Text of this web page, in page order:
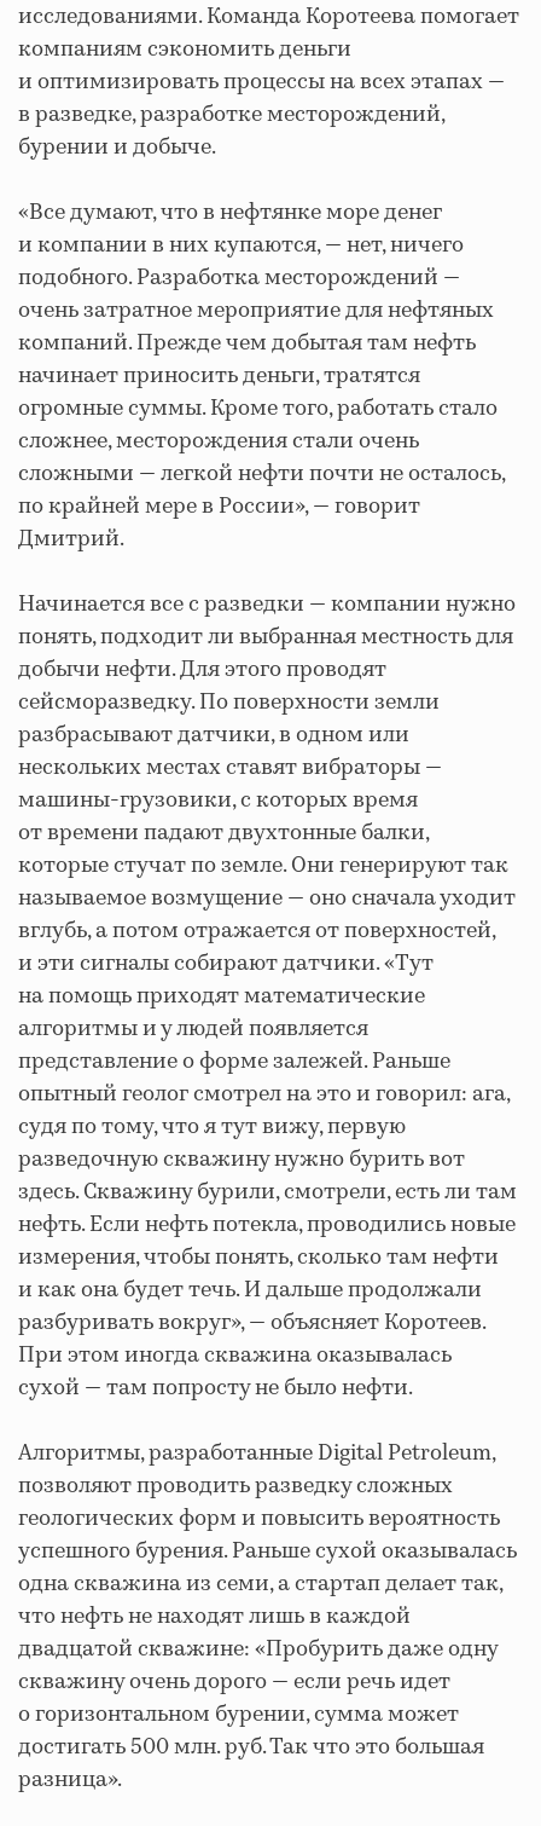
исследованиями. Команда Коротеева помогает
компаниям сэкономить деньги
и оптимизировать процессы на всех этапах —
в разведке, разработке месторождений,
бурении и добыче.
«Все думают, что в нефтянке море денег
и компании в них купаются, — нет, ничего
подобного. Разработка месторождений —
очень затратное мероприятие для нефтяных
компаний. Прежде чем добытая там нефть
начинает приносить деньги, тратятся
огромные суммы. Кроме того, работать стало
сложнее, месторождения стали очень
сложными — легкой нефти почти не осталось,
по крайней мере в России», — говорит
Дмитрий.
Начинается все с разведки — компании нужно
понять, подходит ли выбранная местность для
добычи нефти. Для этого проводят
сейсморазведку. По поверхности земли
разбрасывают датчики, в одном или
нескольких местах ставят вибраторы —
машины-грузовики, с которых время
от времени падают двухтонные балки,
которые стучат по земле. Они генерируют так
называемое возмущение — оно сначала уходит
вглубь, а потом отражается от поверхностей,
и эти сигналы собирают датчики. «Тут
на помощь приходят математические
алгоритмы и у людей появляется
представление о форме залежей. Раньше
опытный геолог смотрел на это и говорил: ага,
судя по тому, что я тут вижу, первую
разведочную скважину нужно бурить вот
здесь. Скважину бурили, смотрели, есть ли там
нефть. Если нефть потекла, проводились новые
измерения, чтобы понять, сколько там нефти
и как она будет течь. И дальше продолжали
разбуривать вокруг», — объясняет Коротеев.
При этом иногда скважина оказывалась
сухой — там попросту не было нефти.
Алгоритмы, разработанные Digital Petroleum,
позволяют проводить разведку сложных
геологических форм и повысить вероятность
успешного бурения. Раньше сухой оказывалась
одна скважина из семи, а стартап делает так,
что нефть не находят лишь в каждой
двадцатой скважине: «Пробурить даже одну
скважину очень дорого — если речь идет
о горизонтальном бурении, сумма может
достигать 500 млн. руб. Так что это большая
разница».